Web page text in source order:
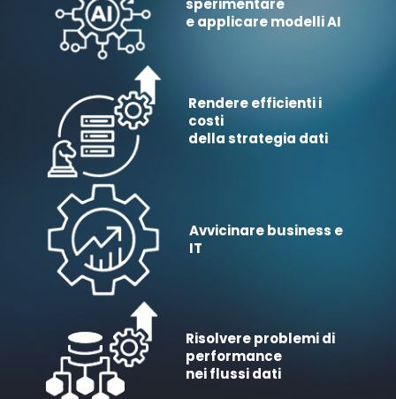
sperimentare
e applicare modelli AI
Rendere efficienti i
costi
della strategia dati
Avvicinare business e
IT
Risolvere problemi di
performance
nei flussi dati